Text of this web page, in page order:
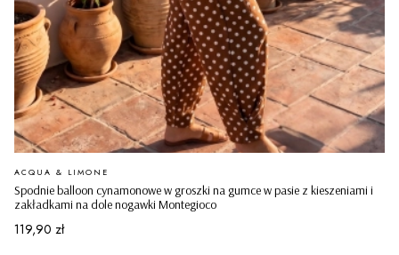
Spodnie balloon cynamonowe w groszki na gumce w pasie z kieszeniami i
zakładkami na dole nogawki Montegioco
PRODUCENT
ACQUA & LIMONE
Cena
119,90 zł